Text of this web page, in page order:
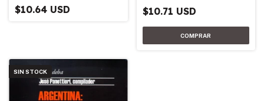
$10.64 USD $10.71 USD
SIN STOCK